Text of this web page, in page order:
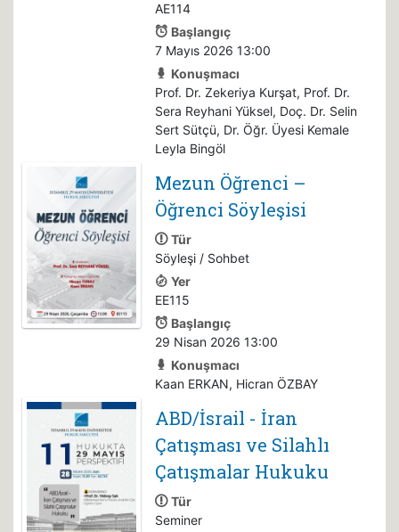
AE114
Başlangıç
7 Mayıs 2026 13:00
Konuşmacı
Prof. Dr. Zekeriya Kurşat, Prof. Dr.
Sera Reyhani Yüksel, Doç. Dr. Selin
Sert Sütçü, Dr. Öğr. Üyesi Kemale
Leyla Bingöl
Mezun Öğrenci –
Öğrenci Söyleşisi
Tür
Söyleşi / Sohbet
Yer
EE115
Başlangıç
29 Nisan 2026 13:00
Konuşmacı
Kaan ERKAN, Hicran ÖZBAY
ABD/İsrail - İran
Çatışması ve Silahlı
Çatışmalar Hukuku
Tür
Seminer